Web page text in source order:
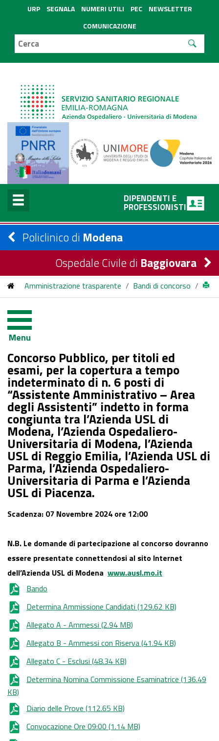
URP SEGNALA NUMERI UTILI PEC
NEWSLETTER
COMUNICAZIONE
DIPENDENTI E
PROFESSIONISTI
Policlinico di Modena
Ospedale Civile di Baggiovara
Amministrazione trasparente / Bandi di concorso /
Concorso Pubblico, per titoli ed esami, per la copertura a
tempo indeterminato di n. 6 posti di “Assistente
Amministrativo – Area degli Assistenti” indetto in forma
congiunta tra l’Azienda USL di Modena, l’Azienda Ospedaliero-
Universitaria di Modena, l’Azienda USL di Reggio Emilia,
l’Azienda USL di Parma, l’Azienda Ospedaliero-Universitaria di
Parma e l’Azienda USL di Piacenza.
Menu
Concorso Pubblico, per titoli ed
esami, per la copertura a tempo
indeterminato di n. 6 posti di
“Assistente Amministrativo – Area
degli Assistenti” indetto in forma
congiunta tra l’Azienda USL di
Modena, l’Azienda Ospedaliero-
Universitaria di Modena, l’Azienda
USL di Reggio Emilia, l’Azienda USL di
Parma, l’Azienda Ospedaliero-
Universitaria di Parma e l’Azienda
USL di Piacenza.
Scadenza: 07 Novembre 2024 ore 12:00
N.B. Le domande di partecipazione al concorso dovranno
essere presentate connettendosi al sito Internet
dell’Azienda USL di Modena www.ausl.mo.it
Bando
Determina Ammissione Candidati (129.62 KB)
Allegato A - Ammessi (2.94 MB)
Allegato B - Ammessi con Riserva(41.94 KB)
Allegato C - Esclusi (48.34 KB)
Determina Nomina Commissione Esaminatrice (136.49
KB)
Diario delle Prove (112.65 KB)
Convocazione Ore 09:00 (1.14 MB)